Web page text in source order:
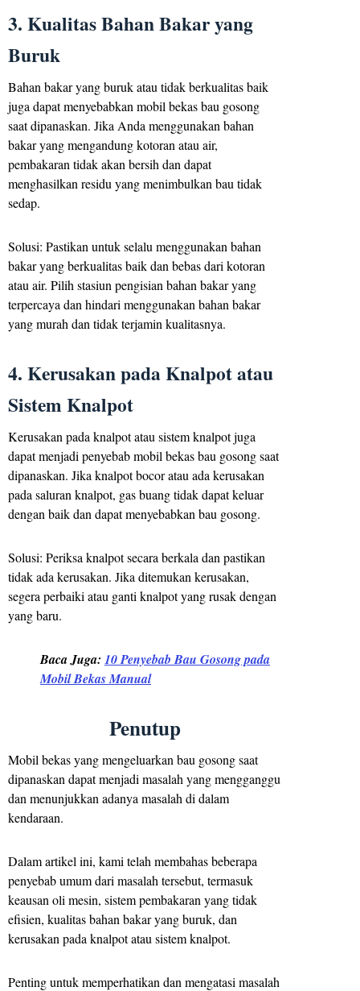
3. Kualitas Bahan Bakar yang
Buruk
Bahan bakar yang buruk atau tidak berkualitas baik
juga dapat menyebabkan mobil bekas bau gosong
saat dipanaskan. Jika Anda menggunakan bahan
bakar yang mengandung kotoran atau air,
pembakaran tidak akan bersih dan dapat
menghasilkan residu yang menimbulkan bau tidak
sedap.
Solusi: Pastikan untuk selalu menggunakan bahan
bakar yang berkualitas baik dan bebas dari kotoran
atau air. Pilih stasiun pengisian bahan bakar yang
terpercaya dan hindari menggunakan bahan bakar
yang murah dan tidak terjamin kualitasnya.
4. Kerusakan pada Knalpot atau
Sistem Knalpot
Kerusakan pada knalpot atau sistem knalpot juga
dapat menjadi penyebab mobil bekas bau gosong saat
dipanaskan. Jika knalpot bocor atau ada kerusakan
pada saluran knalpot, gas buang tidak dapat keluar
dengan baik dan dapat menyebabkan bau gosong.
Solusi: Periksa knalpot secara berkala dan pastikan
tidak ada kerusakan. Jika ditemukan kerusakan,
segera perbaiki atau ganti knalpot yang rusak dengan
yang baru.
Baca Juga: 10 Penyebab Bau Gosong pada
Mobil Bekas Manual
Penutup
Mobil bekas yang mengeluarkan bau gosong saat
dipanaskan dapat menjadi masalah yang mengganggu
dan menunjukkan adanya masalah di dalam
kendaraan.
Dalam artikel ini, kami telah membahas beberapa
penyebab umum dari masalah tersebut, termasuk
keausan oli mesin, sistem pembakaran yang tidak
efisien, kualitas bahan bakar yang buruk, dan
kerusakan pada knalpot atau sistem knalpot.
Penting untuk memperhatikan dan mengatasi masalah